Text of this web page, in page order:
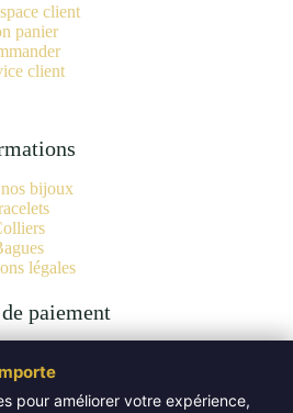
client
panier
client
bijoux
légales
paiement
pour améliorer votre expérience,